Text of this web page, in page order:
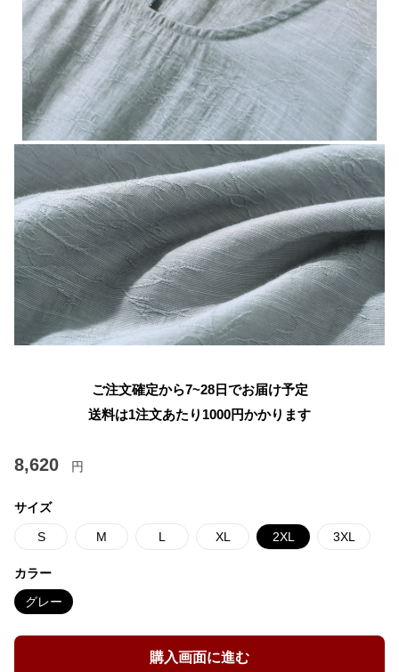
ご注文確定から7~28日でお届け予定
送料は1注文あたり 1000円かかります
8,620 円
サイズ
S M L XL 2XL 3XL
カラー
グレー
購入画面に進む